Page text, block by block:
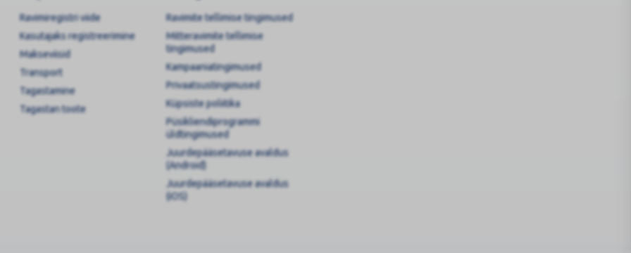
Ravimiregistri viide
Kasutajaks registreerimine
Makseviisid
Transport
Tagastamine
Tagastan toote
Ravimite tellimise tingimused
Mitteravimite tellimise
tingimused
Kampaaniatingimused
Privaatsustingimused
Küpsiste poliitika
Püsikliendiprogrammi
üldtingimused
Juurdepääsetavuse avaldus
(Android)
Juurdepääsetavuse avaldus
(iOS)